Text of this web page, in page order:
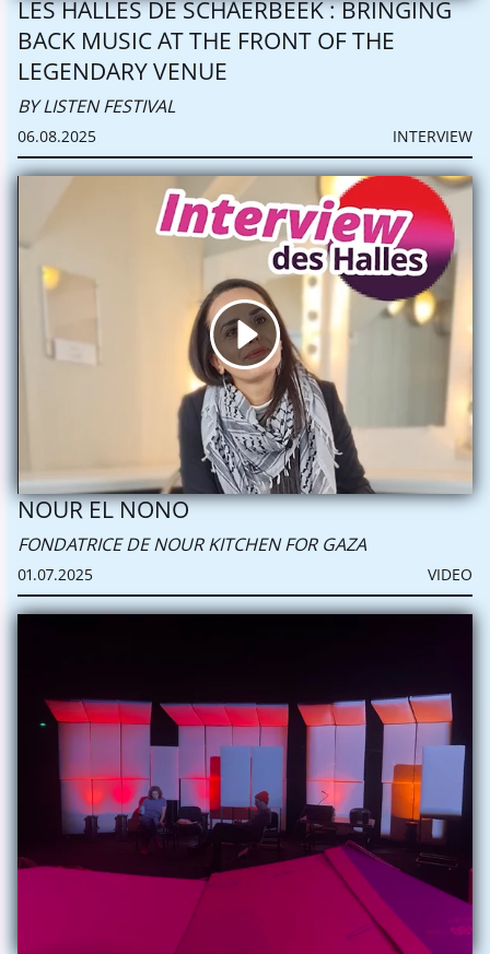
LES HALLES DE SCHAERBEEK : BRINGING
BACK MUSIC AT THE FRONT OF THE
LEGENDARY VENUE
BY LISTEN FESTIVAL
06.08.2025 INTERVIEW
NOUR EL NONO
FONDATRICE DE NOUR KITCHEN FOR GAZA
01.07.2025 VIDEO